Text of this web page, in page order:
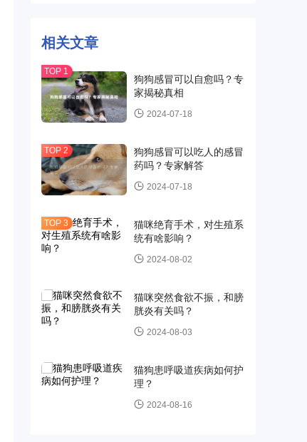
相关文章
狗狗感冒可以自愈吗？专
家揭秘真相
2024-07-18
狗狗感冒可以吃人的感冒
药吗？专家解答
2024-07-18
猫咪绝育手术，对生殖系
统有啥影响？
2024-08-02
猫咪突然食欲不振，和膀
胱炎有关吗？
2024-08-03
猫狗患呼吸道疾病如何护
理？
2024-08-16